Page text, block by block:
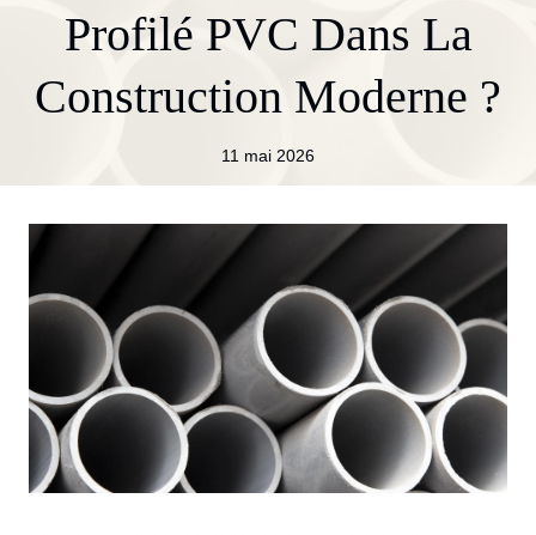
Profilé PVC Dans La
Construction Moderne ?
11 mai 2026